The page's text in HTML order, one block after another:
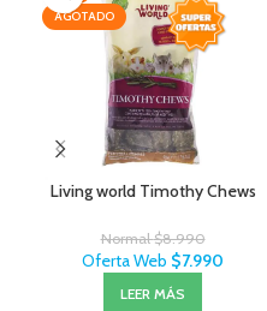
AGOTADO
Living world Timothy Chews
Normal$8.990
Oferta Web $7.990
LEER MÁS